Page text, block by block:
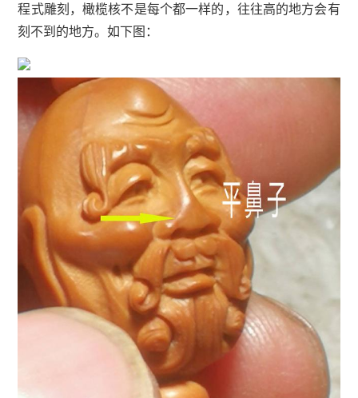
程式雕刻，橄榄核不是每个都一样的，往往高的地方会有
刻不到的地方。如下图：